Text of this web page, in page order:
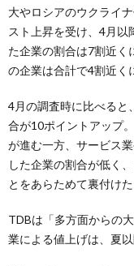
大やロシアのウクライ
スト上昇を受け、4月以
た企業の割合は7割近く
の企業は合計で4割近く
4月の調査時に比べると
合が10ポイントアップ
が進む一方、サービス
した企業の割合が低く
とをあらためて裏付けた
TDBは「多方面からの
業による値上げは、夏